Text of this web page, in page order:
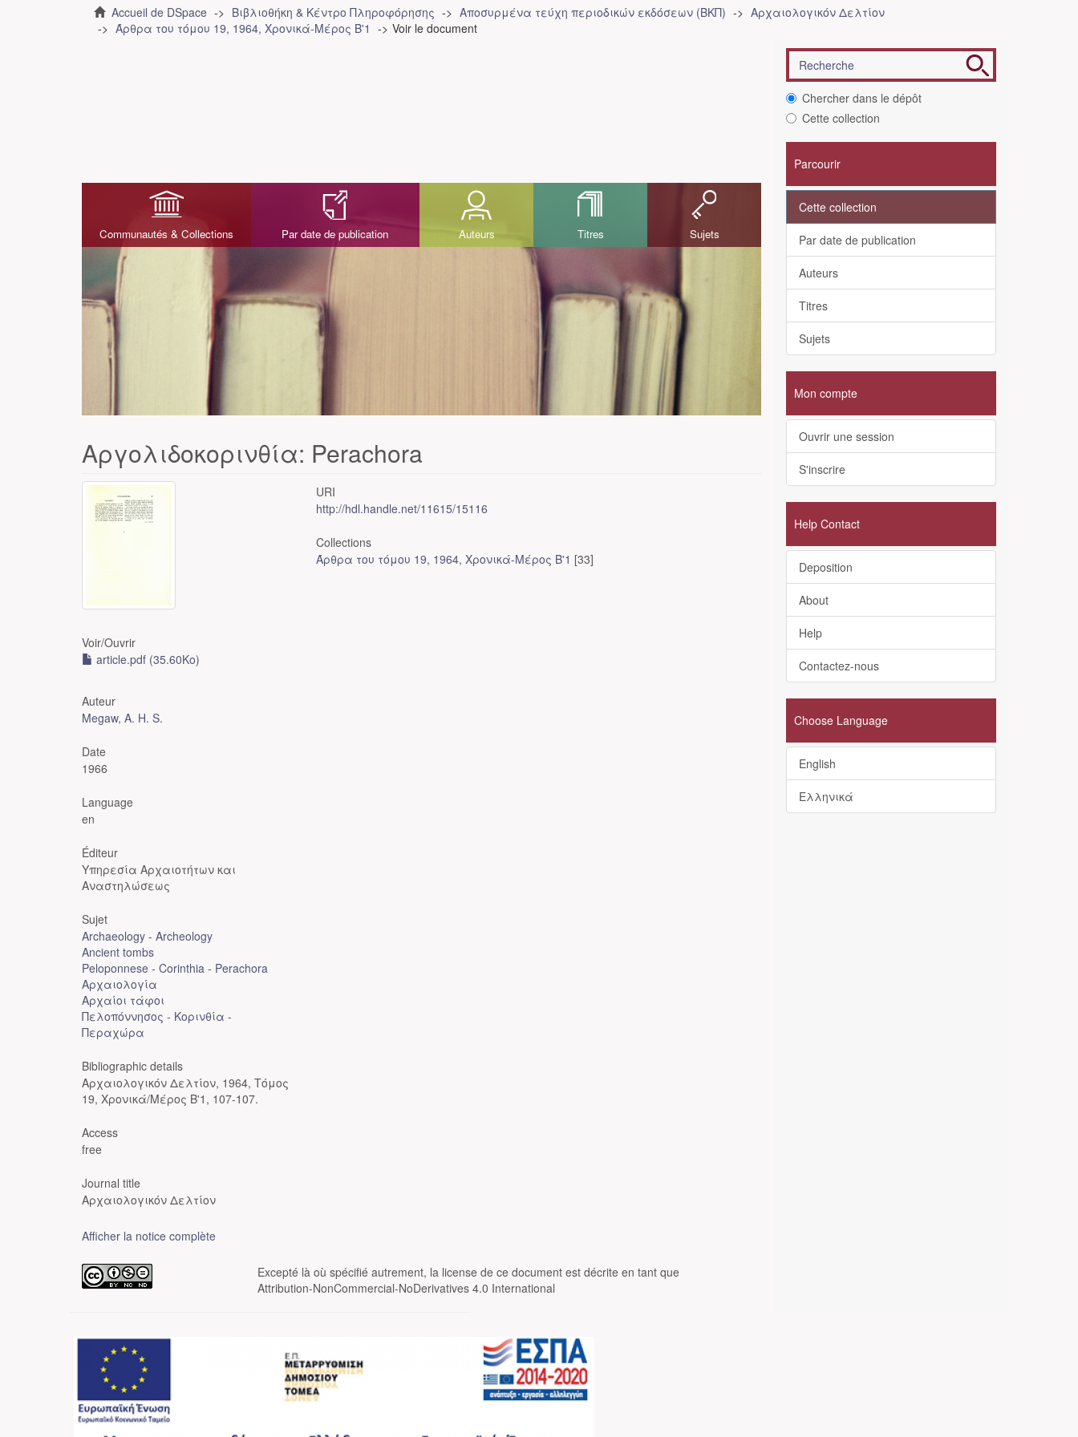
Accueil de DSpace Βιβλιοθήκη & Κέντρο Πληροφόρησης Αποσυρμένα τεύχη περιοδικών εκδόσεων (ΒΚΠ)
Αρχαιολογικόν Δελτίον
Άρθρα του τόμου 19, 1964, Χρονικά-Μέρος Β'1
Voir le document
Communautés & Collections Par date de publication Auteurs Titres Sujets
Αργολιδοκορινθία: Perachora
Voir/Ouvrir
article.pdf (35.60Ko)
Auteur
Megaw, A. H. S.
Date
1966
Language
en
Éditeur
Υπηρεσία Αρχαιοτήτων και
Αναστηλώσεως
Sujet
Archaeology - Archeology
Ancient tombs
Peloponnese - Corinthia - Perachora
Αρχαιολογία
Αρχαίοι τάφοι
Πελοπόννησος - Κορινθία -
Περαχώρα
Bibliographic details
Αρχαιολογικόν Δελτίον, 1964, Τόμος
19, Χρονικά/Μέρος Β'1, 107-107.
Access
free
Journal title
Αρχαιολογικόν Δελτίον
Afficher la notice complète
URI
http://hdl.handle.net/11615/15116
Collections
Άρθρα του τόμου 19, 1964, Χρονικά-Μέρος Β'1 [33]
Excepté là où spécifié autrement, la license de ce document est décrite en tant que
Attribution-NonCommercial-NoDerivatives 4.0 International
Chercher dans le dépôt
Cette collection
Parcourir
Cette collection
Par date de publication
Auteurs
Titres
Sujets
Mon compte
Ouvrir une session
S'inscrire
Help Contact
Deposition
About
Help
Contactez-nous
Choose Language
English
Ελληνικά